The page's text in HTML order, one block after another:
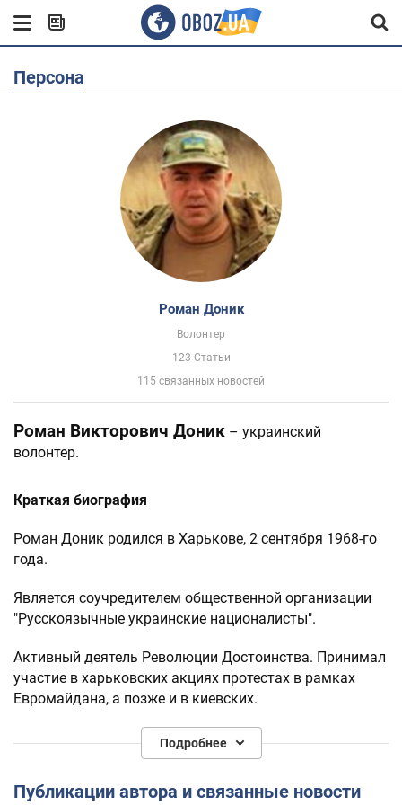
Персона
Роман Доник
Волонтер
123 Статьи
115 связанных новостей
Роман Викторович Доник – украинский
волонтер.
Краткая биография
Роман Доник родился в Харькове, 2 сентября 1968-го
года.
Является соучредителем общественной организации
"Русскоязычные украинские националисты".
Активный деятель Революции Достоинства. Принимал
участие в харьковских акциях протестах в рамках
Евромайдана, а позже и в киевских.
войны на Донбассебыл одним из первых
волонтеров, основателей волонтерского движения,
добровольческим батальонам.
Подробнее
Публикации автора и связанные новости